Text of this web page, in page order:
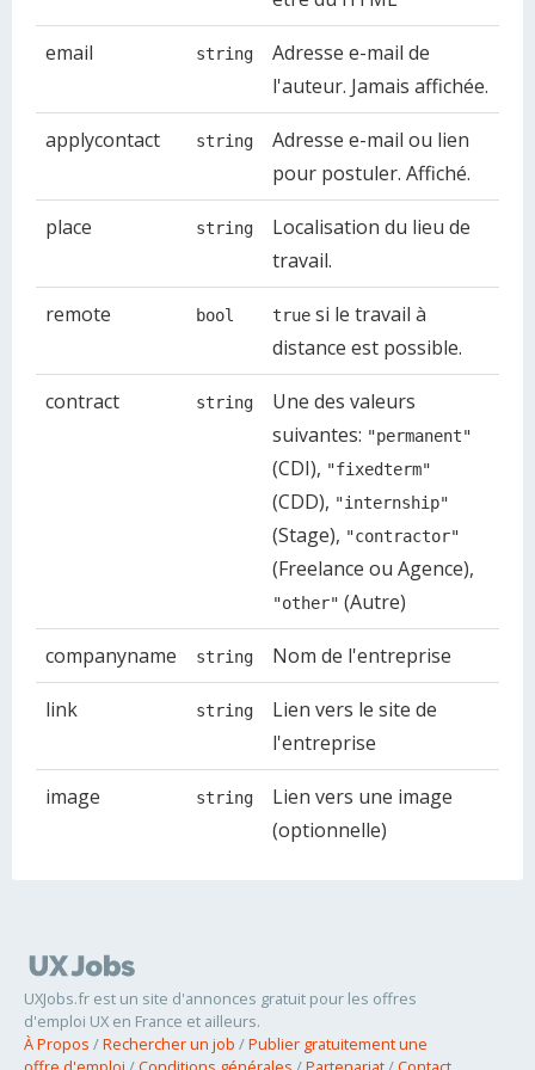
email string
Adresse e-mail de
l'auteur. Jamais affichée.
applycontact string
Adresse e-mail ou lien
pour postuler. Affiché.
place string
Localisation du lieu de
travail.
remote bool true si le travail à
distance est possible.
contract string
Une des valeurs
suivantes: "permanent"
(CDI), "fixedterm"
(CDD), "internship"
(Stage), "contractor"
(Freelance ou Agence),
"other" (Autre)
companyname string Nom de l'entreprise
link string
Lien vers le site de
l'entreprise
image string
Lien vers une image
(optionnelle)
UXJobs.fr est un site d'annonces gratuit pour les offres
d'emploi UX en France et ailleurs.
À Propos /Rechercher un job /Publier gratuitement une